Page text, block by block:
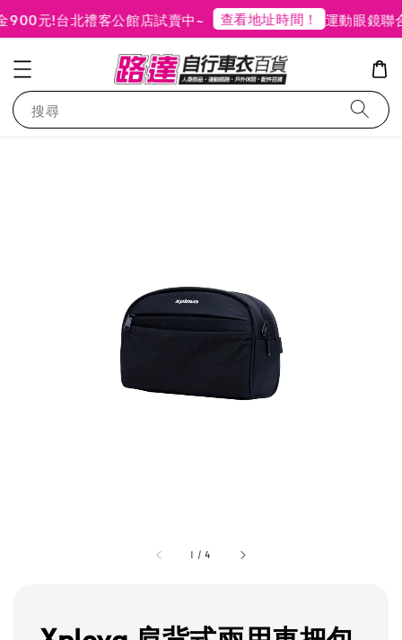
元!台北禮客公館店試賣中~ 查看地址時間！ 運動眼鏡聯合
搜尋
1 /4